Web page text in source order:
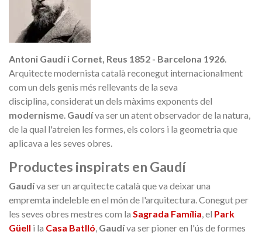
Antoni Gaudí i Cornet, Reus 1852 - Barcelona 1926.
Arquitecte modernista català reconegut internacionalment
com un dels genis més rellevants de la seva
disciplina, considerat un dels màxims exponents del
modernisme. Gaudíva ser un atent observador de la natura,
de la qual l'atreien les formes, els colors i la geometria que
aplicava a les seves obres.
Productes inspirats en Gaudí
Gaudíva ser un arquitecte català que va deixar una
empremta indeleble en el món de l'arquitectura. Conegut per
les seves obres mestres com la Sagrada Família, el Park
Güell i la Casa Batlló, Gaudíva ser pioner en l'ús de formes
Medalla commemorativa Gaudí
2026 – Edició limitada
89,00 € NOVETAT
Afegir a la cistella
Motxilla Stivibags
149,00 €
Triar opció